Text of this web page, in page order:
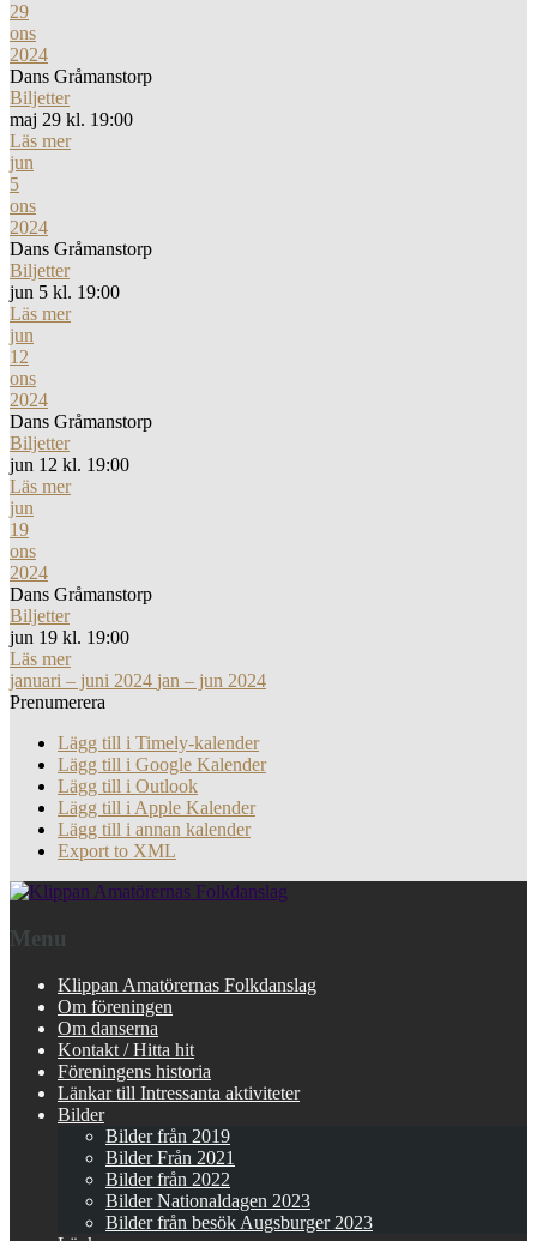
29
ons
2024
Dans Gråmanstorp
Biljetter
maj 29 kl. 19:00
Läs mer
jun
5
ons
2024
Dans Gråmanstorp
Biljetter
jun 5 kl. 19:00
Läs mer
jun
12
ons
2024
Dans Gråmanstorp
Biljetter
jun 12 kl. 19:00
Läs mer
jun
19
ons
2024
Dans Gråmanstorp
Biljetter
jun 19 kl. 19:00
Läs mer
januari – juni 2024 jan – jun 2024
Prenumerera
Lägg till i Timely-kalender
Lägg till i Google Kalender
Lägg till i Outlook
Lägg till i Apple Kalender
Lägg till i annan kalender
Export to XML
Menu
Klippan Amatörernas Folkdanslag
Om föreningen
Om danserna
Kontakt / Hitta hit
Föreningens historia
Länkar till Intressanta aktiviteter
Bilder
Bilder från 2019
Bilder Från 2021
Bilder från 2022
Bilder Nationaldagen 2023
Bilder från besök Augsburger 2023